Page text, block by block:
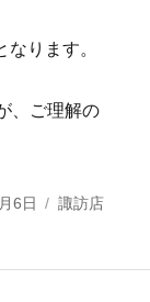
ります。
、ご理解の
6日
カ
諏訪店